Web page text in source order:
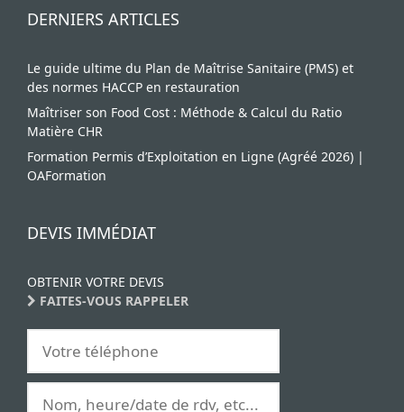
DERNIERS ARTICLES
Le guide ultime du Plan de Maîtrise Sanitaire (PMS) et
des normes HACCP en restauration
Maîtriser son Food Cost : Méthode & Calcul du Ratio
Matière CHR
Formation Permis d’Exploitation en Ligne (Agréé 2026) |
OAFormation
DEVIS IMMÉDIAT
OBTENIR VOTRE DEVIS
FAITES-VOUS RAPPELER